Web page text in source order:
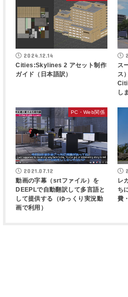
2024.12.14
Cities:Skylines 2 アセット制作
ガイド（日本語訳）
ス
ス
し
PC・Web関係
2021.07.12
動画の字幕（srtファイル）を
DEEPLで自動翻訳して多言語と
して提供する（ゆっくり実況動
画で利用）
レ
ち
費